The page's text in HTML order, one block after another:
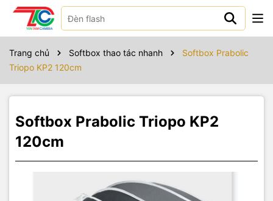
Trang chủ Softbox thao tác nhanh
Softbox Prabolic
Triopo KP2 120cm
Softbox Prabolic Triopo KP2
120cm
Sản phẩm bao gồm
Vải tản : x 2
Luói tổ ong : x 1
Túi đưng : x 1